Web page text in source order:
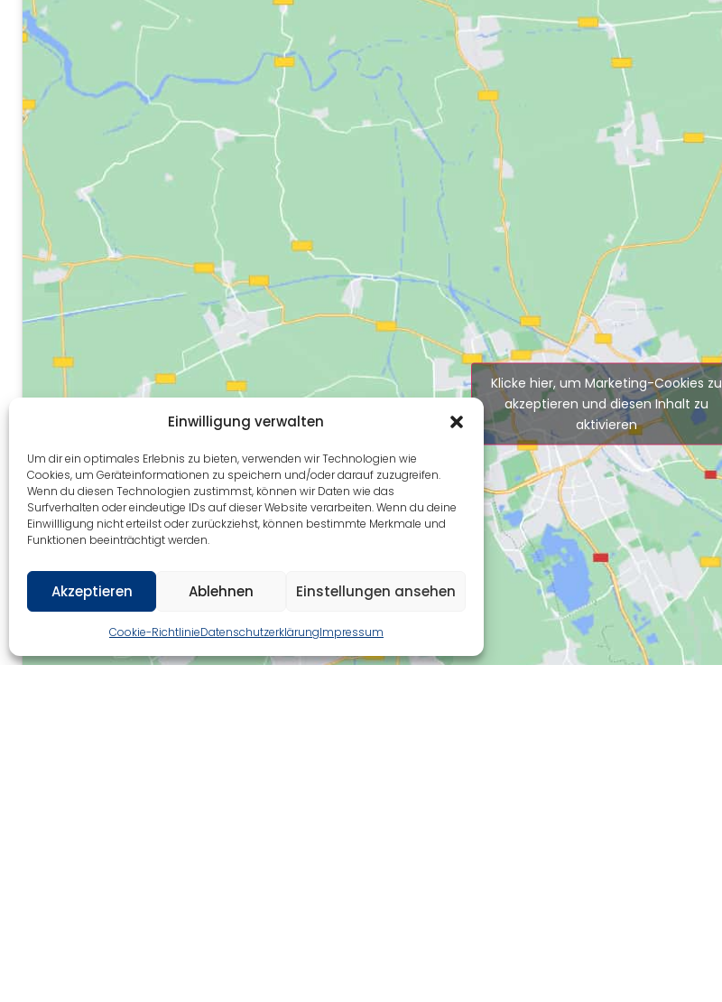
Einwilligung verwalten
Um dir ein optimales Erlebnis zu bieten, verwenden wir Technologien wie
Cookies, um Geräteinformationen zu speichern und/oder darauf zuzugreifen.
Wenn du diesen Technologien zustimmst, können wir Daten wie das
Surfverhalten oder eindeutige IDs auf dieser Website verarbeiten. Wenn du deine
Einwillligung nicht erteilst oder zurückziehst, können bestimmte Merkmale und
Funktionen beeinträchtigt werden.
Akzeptieren Ablehnen Einstellungen ansehen
Cookie-RichtlinieDatenschutzerklärungImpressum
Klicke hier, um Marketing-Cookies zu
akzeptieren und diesen Inhalt zu
aktivieren